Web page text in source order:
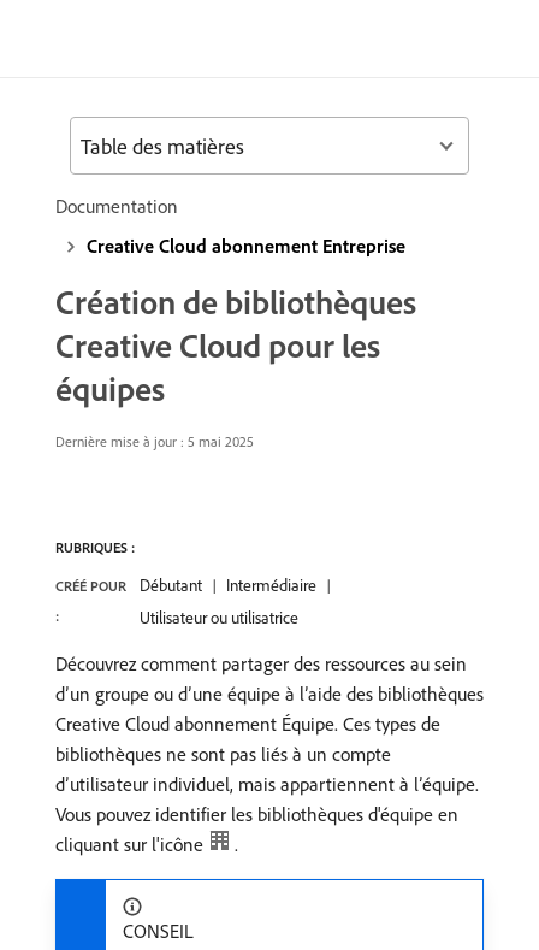
Documentation
Creative Cloud abonnement Entreprise
Création de bibliothèques
Creative Cloud pour les
équipes
Dernière mise à jour : 5 mai 2025
RUBRIQUES :
CRÉÉ POUR
:
Débutant
Intermédiaire
Utilisateur ou utilisatrice
Découvrez comment partager des ressources au sein
d’un groupe ou d’une équipe à l’aide des bibliothèques
Creative Cloud abonnement Équipe. Ces types de
bibliothèques ne sont pas liés à un compte
d’utilisateur individuel, mais appartiennent à l’équipe.
Vous pouvez identifier les bibliothèques d'équipe en
cliquant sur l'icône
.
CONSEIL
Table des matières